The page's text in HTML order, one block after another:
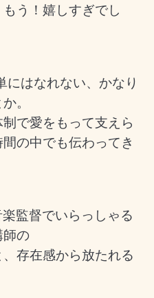
う！嬉しすぎでし
はなれない、かなり
。
で愛をもって支えら
の中でも伝わってき
監督でいらっしゃる
師の
存在感から放たれる